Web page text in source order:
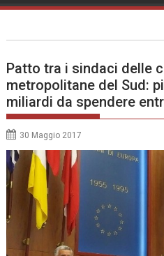
Patto tra i sindaci delle
metropolitane del Sud:
miliardi da spendere
30 Maggio 2017